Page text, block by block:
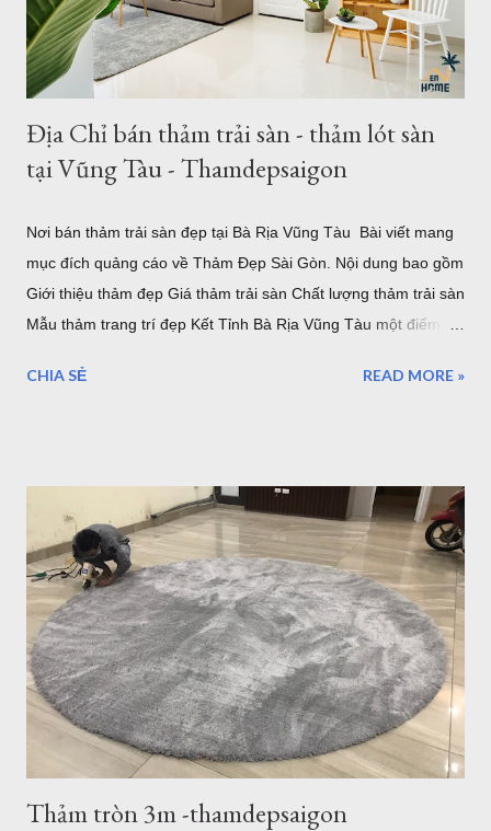
nhập về nhiều mẫu thảm kích thước lớn từ 2m, 2,4m 2,5m 2,m
chiều ngang - chiều dài từ 3m - 3,5m. Hoặc b...
Địa Chỉ bán thảm trải sàn - thảm lót sàn
tại Vũng Tàu - Thamdepsaigon
Nơi bán thảm trải sàn đẹp tại Bà Rịa Vũng Tàu Bài viết mang
mục đích quảng cáo về Thảm Đẹp Sài Gòn. Nội dung bao gồm
Giới thiệu thảm đẹp Giá thảm trải sàn Chất lượng thảm trải sàn
Mẫu thảm trang trí đẹp Kết Tỉnh Bà Rịa Vũng Tàu một điểm
du lịch nhưng thực sự vẫn chưa thể đi và khám phá hết vùng
động với bãi trước, bãi sau của Vũng Tàu...Dịch vụ ăn uống
nghỉ ngơi, tắm nước nóng ở Bình Châu hay chỗ nghỉ ngơi rất
nhiều ở Vũng Tàu. Thảm trang trí cho khách hàng tại
Homestead Vũng Tàu Hiện tại Thảm Đẹp Sài Gòn chưa có
Showroom tại Vũng Tàu nhưng các bạn có thể đặt hàng trực
tuyến và xem các mẫu thảm tại website:
thamtrangtri.thamdepsaigon.com hoặc đọc thông tin chi tiết về
Thảm Đẹp tại: Thamdepsaigon.com. Bạn đang kiếm nơi ...
CHIA SẺ READ MORE »
Thảm tròn 3m -thamdepsaigon